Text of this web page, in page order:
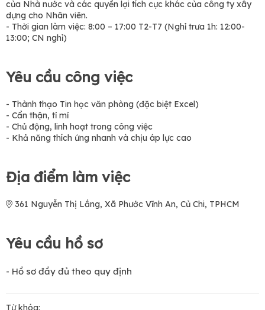
của Nhà nước và các quyền lợi tích cực khác của công ty xây
dựng cho Nhân viên.
- Thời gian làm việc: 8:00 – 17:00 T2-T7 (Nghỉ trưa 1h: 12:00-
13:00; CN nghỉ)
Yêu cầu công việc
- Thành thạo Tin học văn phòng (đặc biệt Excel)
- Cẩn thận, tỉ mỉ
- Chủ động, linh hoạt trong công việc
- Khả năng thích ứng nhanh và chịu áp lực cao
Địa điểm làm việc
361 Nguyễn Thị Lắng, Xã Phước Vĩnh An, Củ Chi, TPHCM
Yêu cầu hồ sơ
- Hồ sơ đầy đủ theo quy định
Từ khóa: